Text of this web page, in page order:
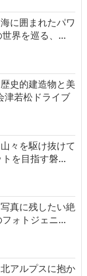
に囲まれたパワ
世界を巡る、…
史的建造物と美
津若松ドライブ
々を駆け抜けて
トを目指す磐…
真に残したい絶
フォトジェニ…
アルプスに抱か